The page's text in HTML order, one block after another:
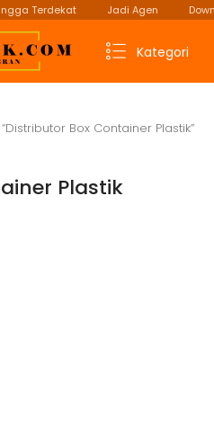
Terdekat Jadi Agen
Kategori
Box Container Plastik”
Plastik